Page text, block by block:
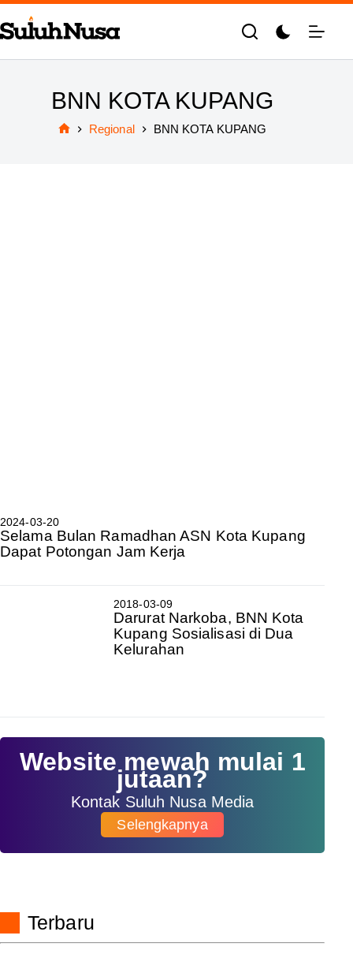
Skip
to
content
BNN KOTA KUPANG
Regional BNN KOTA KUPANG
2024-03-20
Selama Bulan Ramadhan ASN Kota Kupang
Dapat Potongan Jam Kerja
2018-03-09
Darurat Narkoba, BNN Kota
Kupang Sosialisasi di Dua
Kelurahan
Website mewah mulai 1
jutaan?
Kontak Suluh Nusa Media
Selengkapnya
Terbaru